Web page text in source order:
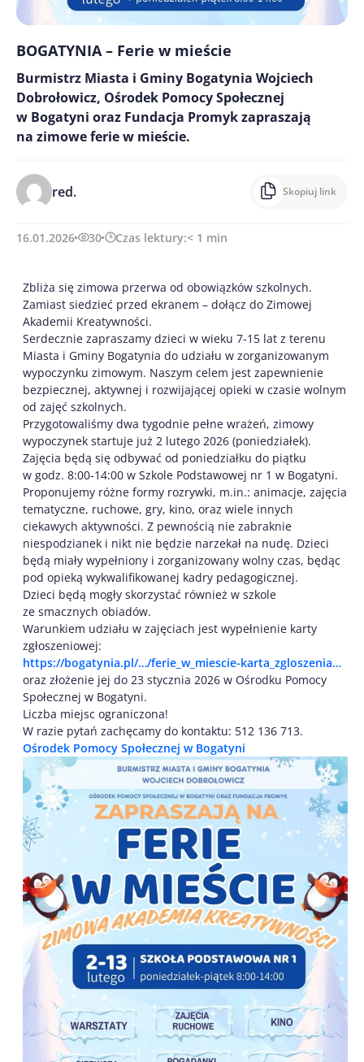
BOGATYNIA – Ferie w mieście
Burmistrz Miasta i Gminy Bogatynia Wojciech
Dobrołowicz, Ośrodek Pomocy Społecznej
w Bogatyni oraz Fundacja Promyk zapraszają
na zimowe ferie w mieście.
red. Skopiuj link
16.01.2026 30 Czas lektury:< 1 min
Zbliża się zimowa przerwa od obowiązków szkolnych.
Zamiast siedzieć przed ekranem – dołącz do Zimowej
Akademii Kreatywności.
Serdecznie zapraszamy dzieci w wieku 7-15 lat z terenu
Miasta i Gminy Bogatynia do udziału w zorganizowanym
wypoczynku zimowym. Naszym celem jest zapewnienie
bezpiecznej, aktywnej i rozwijającej opieki w czasie wolnym
od zajęć szkolnych.
Przygotowaliśmy dwa tygodnie pełne wrażeń, zimowy
wypoczynek startuje już 2 lutego 2026 (poniedziałek).
Zajęcia będą się odbywać od poniedziałku do piątku
w godz. 8:00-14:00 w Szkole Podstawowej nr 1 w Bogatyni.
Proponujemy różne formy rozrywki, m.in.: animacje, zajęcia
tematyczne, ruchowe, gry, kino, oraz wiele innych
ciekawych aktywności. Z pewnością nie zabraknie
niespodzianek i nikt nie będzie narzekał na nudę. Dzieci
będą miały wypełniony i zorganizowany wolny czas, będąc
pod opieką wykwalifikowanej kadry pedagogicznej.
Dzieci będą mogły skorzystać również w szkole
ze smacznych obiadów.
Warunkiem udziału w zajęciach jest wypełnienie karty
zgłoszeniowej:
https://bogatynia.pl/…/ferie_w_miescie-karta_zgloszenia…
oraz złożenie jej do 23 stycznia 2026 w Ośrodku Pomocy
Społecznej w Bogatyni.
Liczba miejsc ograniczona!
W razie pytań zachęcamy do kontaktu: 512 136 713.
Ośrodek Pomocy Społecznej w Bogatyni